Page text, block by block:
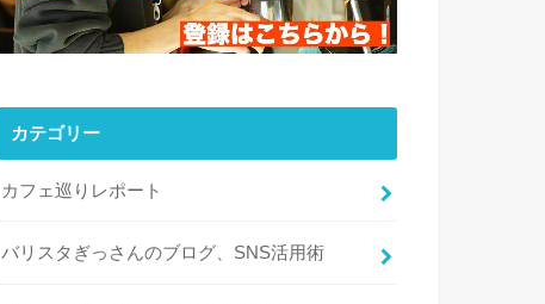
カテゴリー
カフェ巡りレポート
バリスタぎっさんのブログ、SNS活用術